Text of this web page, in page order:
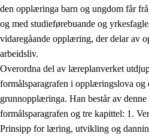
den opplæringa barn og ungdom får
og med studieførebuande og
vidaregåande opplæring, der delar av
arbeidsliv.
Overordna del av læreplanverket
formålsparagrafen i opplæringslova og
grunnopplæringa. Han består av
formålsparagrafen og tre kapittel: 1.
Prinsipp for læring, utvikling og